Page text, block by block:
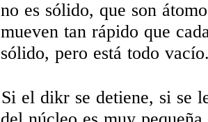
no es sólido, que son
mueven tan rápido que
sólido, pero está todo
Si el dikr se detiene, si se